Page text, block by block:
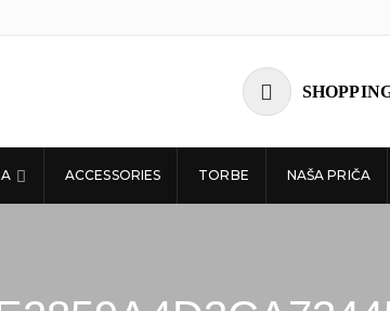
ACCESSORIES TORBE NAŠA PRIČA